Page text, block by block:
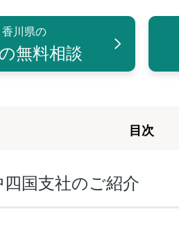
香川県の
無料相談
⽬次
国支社のご紹介